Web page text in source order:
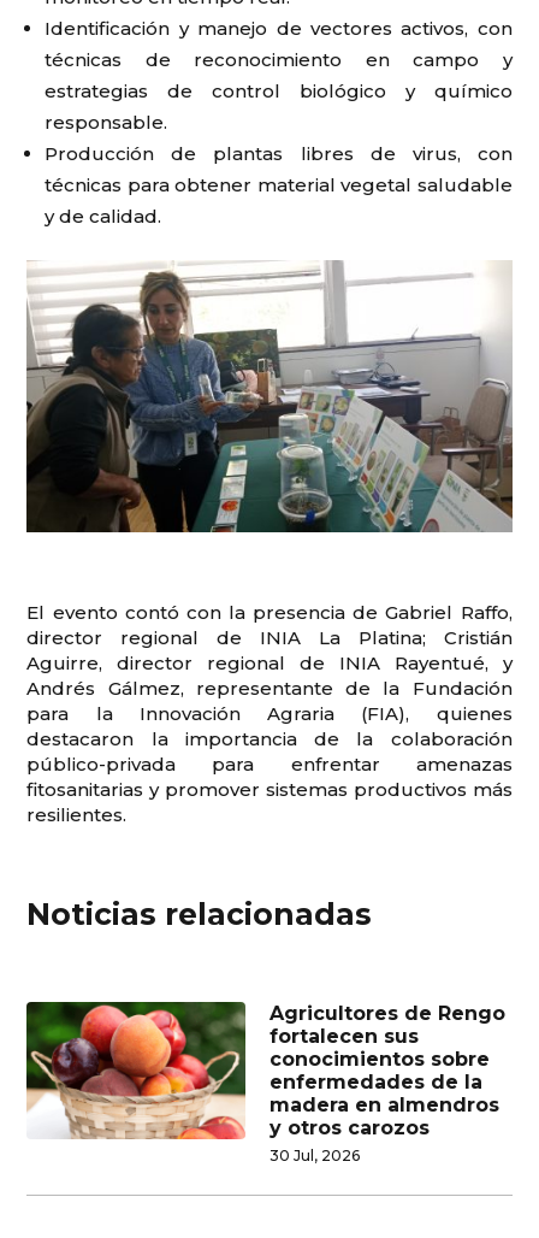
Identificación y manejo de vectores activos, con
técnicas de reconocimiento en campo y
estrategias de control biológico y químico
responsable.
Producción de plantas libres de virus, con
técnicas para obtener material vegetal saludable
y de calidad.
El evento contó con la presencia de Gabriel Raffo,
director regional de INIA La Platina; Cristián
Aguirre, director regional de INIA Rayentué, y
Andrés Gálmez, representante de la Fundación
para la Innovación Agraria (FIA), quienes
destacaron la importancia de la colaboración
público-privada para enfrentar amenazas
fitosanitarias y promover sistemas productivos más
resilientes.
Noticias relacionadas
Agricultores de Rengo
fortalecen sus
conocimientos sobre
enfermedades de la
madera en almendros
y otros carozos
30 Jul, 2026